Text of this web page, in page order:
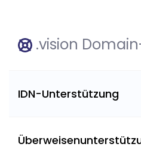
.vision
IDN-Unterstützung